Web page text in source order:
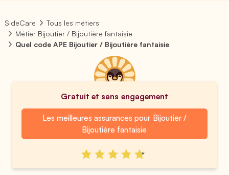
SideCare
Tous les métiers
Métier Bijoutier / Bijoutière fantaisie
Quel code APE Bijoutier / Bijoutière fantaisie
Gratuit et sans engagement
Les meilleures assurances pour Bijoutier /
Bijoutière fantaisie